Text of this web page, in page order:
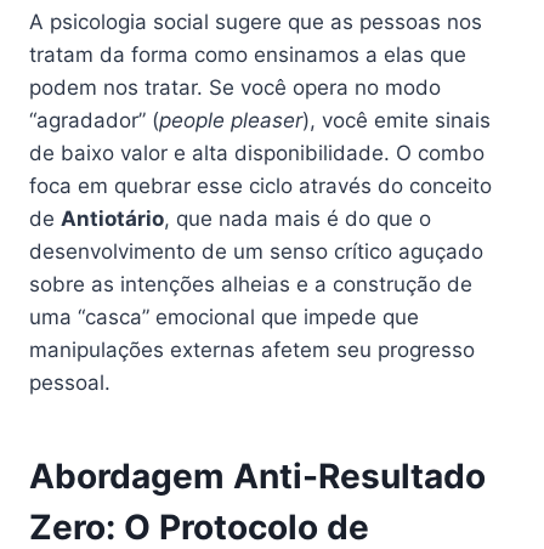
A psicologia social sugere que as pessoas nos
tratam da forma como ensinamos a elas que
podem nos tratar. Se você opera no modo
“agradador” (people pleaser), você emite sinais
de baixo valor e alta disponibilidade. O combo
foca em quebrar esse ciclo através do conceito
de Antiotário, que nada mais é do que o
desenvolvimento de um senso crítico aguçado
sobre as intenções alheias e a construção de
uma “casca” emocional que impede que
manipulações externas afetem seu progresso
pessoal.
Abordagem Anti-Resultado
Zero: O Protocolo de